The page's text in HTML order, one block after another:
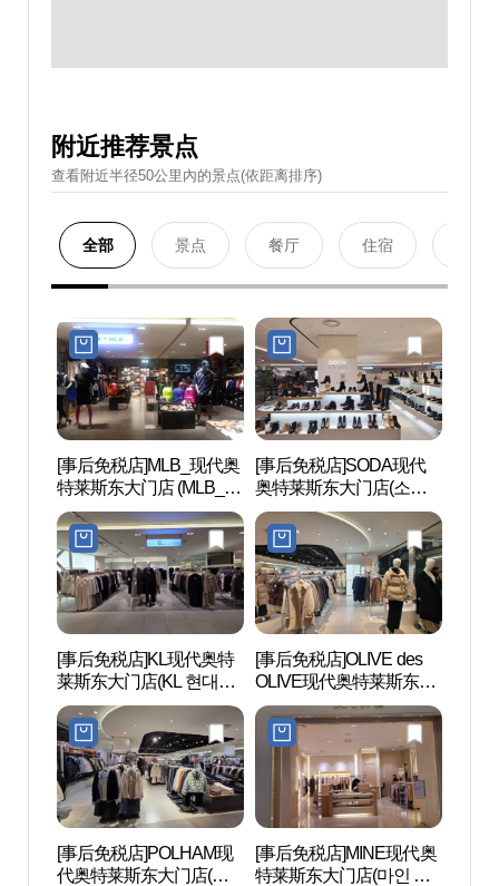
附近推荐景点
查看附近半径50公里內的景点(依距离排序)
全部 景点 餐厅 住宿
[事后免税店]MLB_现代奥
特莱斯东大门店 (MLB_현
대(아)동대문)
[事后免税店]SODA现代
奥特莱斯东大门店(소다
현대아울렛 동대문점)
[事后免税店]KL现代奥特
莱斯东大门店(KL 현대아
울렛 동대문점)
[事后免税店]OLIVE des
OLIVE现代奥特莱斯东大
门店(올리브데올리브 현
대아울렛 동대문점)
[事后免税店]POLHAM现
代奥特莱斯东大门店(폴
[事后免税店]MINE现代奥
特莱斯东大门店(마인 현